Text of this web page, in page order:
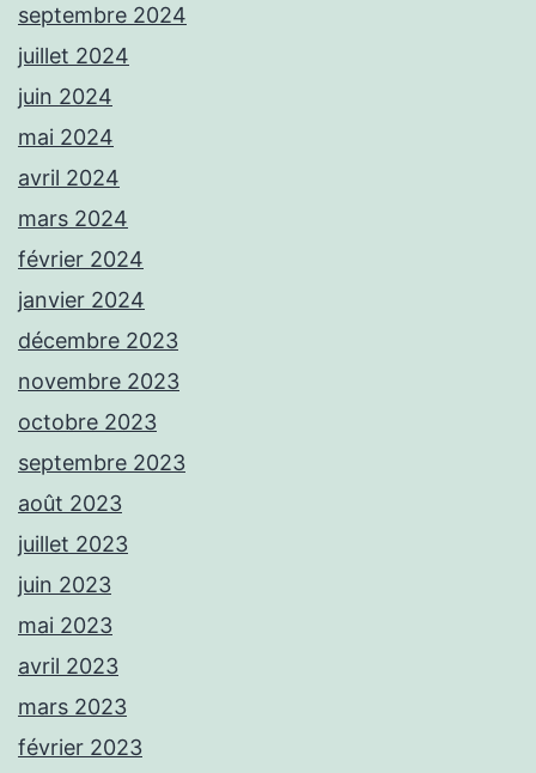
septembre 2024
juillet 2024
juin 2024
mai 2024
avril 2024
mars 2024
février 2024
janvier 2024
décembre 2023
novembre 2023
octobre 2023
septembre 2023
août 2023
juillet 2023
juin 2023
mai 2023
avril 2023
mars 2023
février 2023